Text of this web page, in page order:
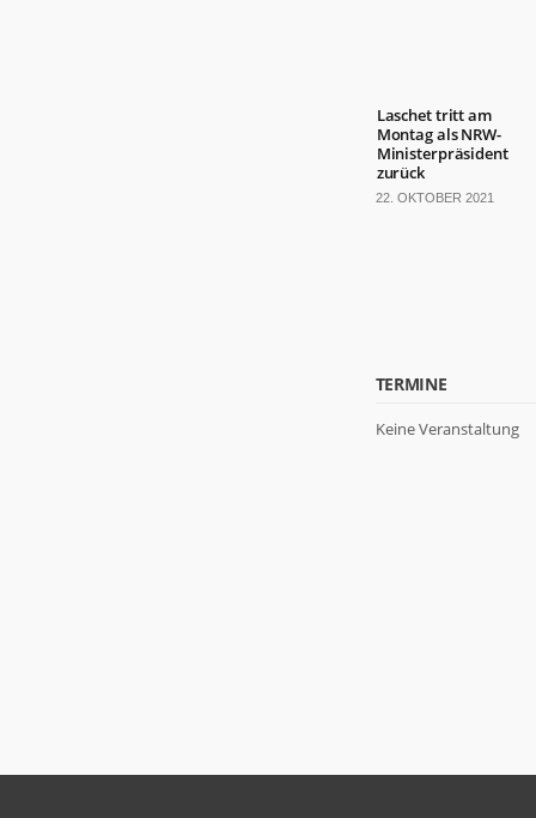
Laschet tritt am
Montag als NRW-
Ministerpräsident
zurück
22. OKTOBER 2021
TERMINE
Keine Veranstaltung